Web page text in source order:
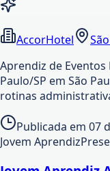
AccorHotel
Aprendiz de Eventos
Paulo/SP em São
rotinas
Publicada em 07
Jovem Aprendiz